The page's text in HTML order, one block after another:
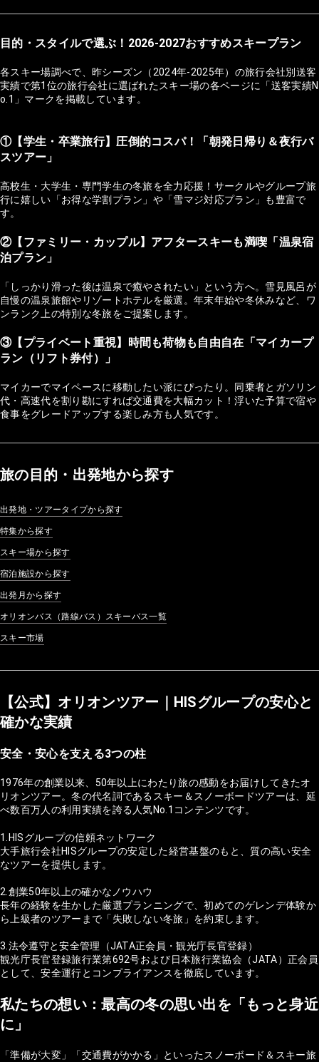
目的・スタイルで選ぶ！2026-2027おすすめスキープラン
各スキー場調べで、昨シーズン（2024年-2025年）の旅行会社別送客
実績で第1位の旅行会社に選ばれたスキー場の各ページに「送客実績N
o.1」マークを掲載しています。
①【学生・卒業旅行】圧倒的コスパ！「朝発日帰り＆夜行バ
スツアー」
高校生・大学生・専門学生の冬旅を全力応援！サークルやグループ旅
行に嬉しい「お得な学割プラン」や「雪マジ対応プラン」も豊富で
す。
②【ファミリー・カップル】アフタースキーも満喫「温泉宿
泊プラン」
「しっかり滑った後は温泉で癒やされたい」という方へ。雪見風呂が
自慢の温泉旅館やリゾートホテルを厳選。年末年始や冬休みなど、ワ
ンランク上の特別な冬旅をご提案します。
③【プライベート重視】時間も荷物も自由自在「マイカープ
ラン（リフト券付）」
マイカーでマイペースに移動したい派にぴったり。同乗者とガソリン
代・高速代を割り勘にすれば交通費を大幅カット！浮いた予算で宿や
食事をグレードアップする楽しみ方も人気です。
旅の目的・出発地から探す
出発地・ツアータイプから探す
特集から探す
スキー場から探す
宿泊施設から探す
出発月から探す
オリオンバス（路線バス）スキーバス一覧
スキー市場
【公式】オリオンツアー｜HISグループの安心と
確かな実績
安全・安心を支える3つの柱
1976年の創業以来、50年以上にわたり旅の感動をお届けしてきたオ
リオンツアー。冬の代名詞であるスキー＆スノーボードツアーは、延
べ数百万人の利用実績を誇る人気No.1コンテンツです。
1.HISグループの信頼ネットワーク
大手旅行会社HISグループの安定した経営基盤のもと、質の高い安全
なツアーを提供します。
2.創業50年以上の確かなノウハウ
長年の経験を生かした厳選プランニングで、初めてのゲレンデ体験か
ら上級者のツアーまで「失敗しない冬旅」を約束します。
3.法令遵守と安全管理（JATA正会員・観光庁長官登録）
観光庁長官登録旅行業第692号および日本旅行業協会（JATA）正会員
として、安全運行とコンプライアンスを徹底しています。
私たちの想い：最高の冬の思い出を「もっと身近
に」
「準備が大変」「交通費がかかる」といったスノーボード＆スキー旅